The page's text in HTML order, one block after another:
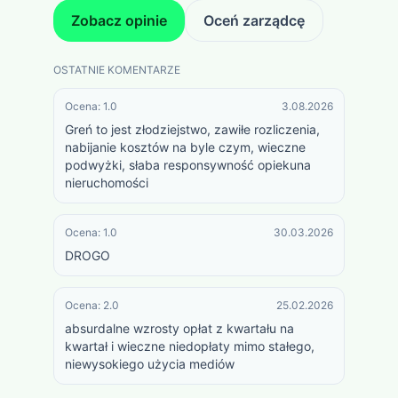
Zobacz opinie Oceń zarządcę
OSTATNIE KOMENTARZE
Ocena: 1.0 3.08.2026
Greń to jest złodziejstwo, zawiłe rozliczenia,
nabijanie kosztów na byle czym, wieczne
podwyżki, słaba responsywność opiekuna
nieruchomości
Ocena: 1.0 30.03.2026
DROGO
Ocena: 2.0 25.02.2026
absurdalne wzrosty opłat z kwartału na
kwartał i wieczne niedopłaty mimo stałego,
niewysokiego użycia mediów